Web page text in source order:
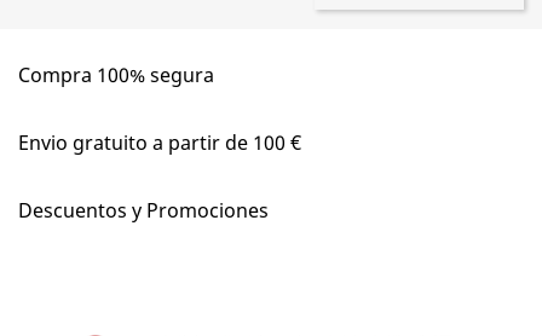
Compra 100% segura
Envio gratuito a partir de 100 €
Descuentos y Promociones